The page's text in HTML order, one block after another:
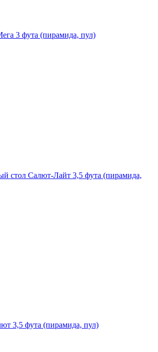
3 фута (пирамида, пул)
стол Салют-Лайт 3,5 фута (пирамида,
3,5 фута (пирамида, пул)